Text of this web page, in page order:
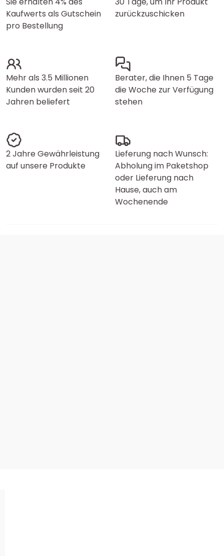
Kaufwerts als Gutschein
pro Bestellung
zurückzuschicken
Mehr als 3.5 Millionen
Kunden wurden seit 20
Jahren beliefert
Berater, die Ihnen 5 Tage
die Woche zur Verfügung
stehen
2 Jahre Gewährleistung
auf unsere Produkte
Lieferung nach Wunsch:
Abholung im Paketshop
oder Lieferung nach
Hause, auch am
Wochenende